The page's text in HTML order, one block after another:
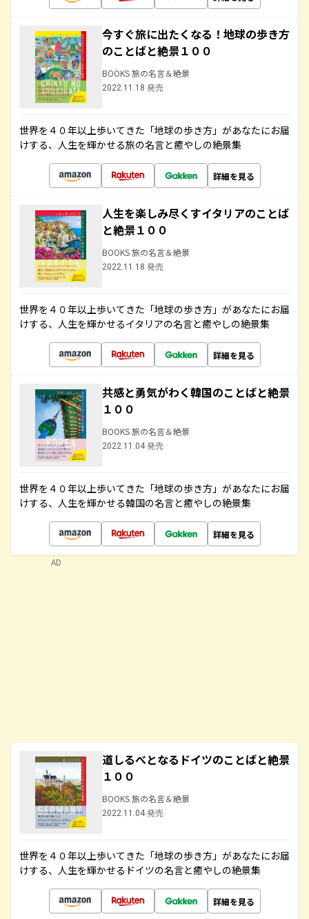
今すぐ旅に出たくなる！地球の歩き方
のことばと絶景１００
BOOKS 旅の名言＆絶景
2022.11.18 発売
世界を４０年以上歩いてきた「地球の歩き方」があなたにお届
けする、人生を輝かせる旅の名言と癒やしの絶景集
詳細を見る
人生を楽しみ尽くすイタリアのことば
と絶景１００
BOOKS 旅の名言＆絶景
2022.11.18 発売
世界を４０年以上歩いてきた「地球の歩き方」があなたにお届
けする、人生を輝かせるイタリアの名言と癒やしの絶景集
詳細を見る
共感と勇気がわく韓国のことばと絶景
１００
BOOKS 旅の名言＆絶景
2022.11.04 発売
世界を４０年以上歩いてきた「地球の歩き方」があなたにお届
けする、人生を輝かせる韓国の名言と癒やしの絶景集
詳細を見る
道しるべとなるドイツのことばと絶景
１００
BOOKS 旅の名言＆絶景
2022.11.04 発売
世界を４０年以上歩いてきた「地球の歩き方」があなたにお届
けする、人生を輝かせるドイツの名言と癒やしの絶景集
詳細を見る
AD